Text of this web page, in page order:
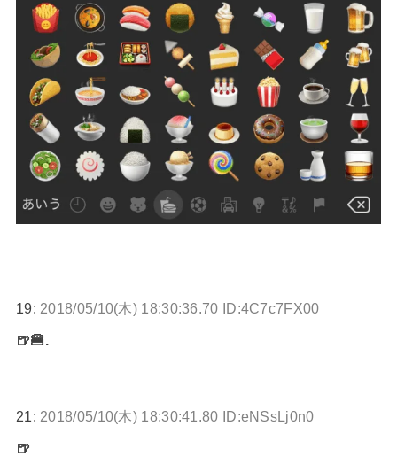
19: 2018/05/10(木) 18:30:36.70 ID:4C7c7FX00
🍺🍔.
21: 2018/05/10(木) 18:30:41.80 ID:eNSsLj0n0
🍺